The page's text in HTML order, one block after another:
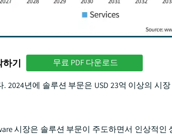
하기 무료 PDF 다운로드
년에 솔루션 부문은 USD 23억 이상의 시
시장은 솔루션 부문이 주도하면서 인상적